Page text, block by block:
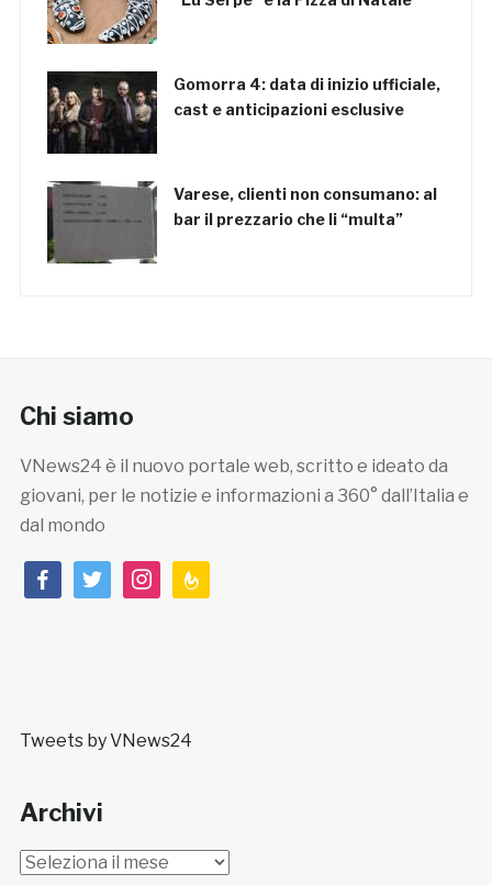
Gomorra 4: data di inizio ufficiale,
cast e anticipazioni esclusive
Varese, clienti non consumano: al
bar il prezzario che li “multa”
Chi siamo
VNews24 è il nuovo portale web, scritto e ideato da
giovani, per le notizie e informazioni a 360° dall’Italia e
dal mondo
facebooktwitterinstagramfeedburner
Tweets by VNews24
Archivi
Archivi